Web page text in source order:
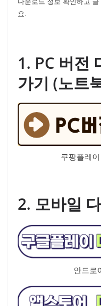
요.
1. PC 버전
가기 (노트
쿠팡플레
2. 모바일
안드로